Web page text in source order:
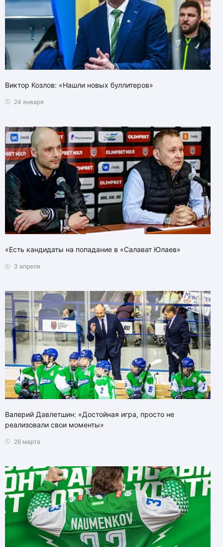
Виктор Козлов: «Нашли новых буллитеров»
24 января
«Есть кандидаты на попадание в «Салават Юлаев»
3 апреля
Валерий Давлетшин: «Достойная игра, просто не
реализовали свои моменты»
26 марта